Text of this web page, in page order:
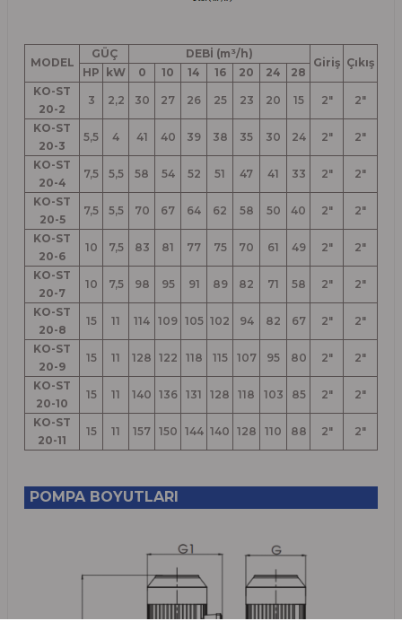
MODEL
GÜÇ DEBİ (m³/h)
Giriş Çıkış
HP kW 0 10 14 16 20 24
28
KO-ST
20-2
3 2,2 30 27 26 25 23 20 15 2" 2"
KO-ST
20-3
5,5 4 41 40 39 38 35 30 24 2" 2"
KO-ST
20-4
7,5 5,5 58 54 52 51 47 41 33 2" 2"
KO-ST
20-5
7,5 5,5 70 67 64 62 58 50 40 2" 2"
KO-ST
20-6
10 7,5 83 81 77 75 70 61 49 2" 2"
KO-ST
20-7
10 7,5 98 95 91 89 82 71 58 2" 2"
KO-ST
20-8
15 11 114 109 105 102 94 82 67 2" 2"
KO-ST
20-9
15 11 128 122 118 115 107 95 80 2" 2"
KO-ST
20-10
15 11 140 136 131 128 118 103 85 2" 2"
KO-ST
20-11
15 11 157 150 144 140 128 110 88 2" 2"
POMPA BOYUTLARI